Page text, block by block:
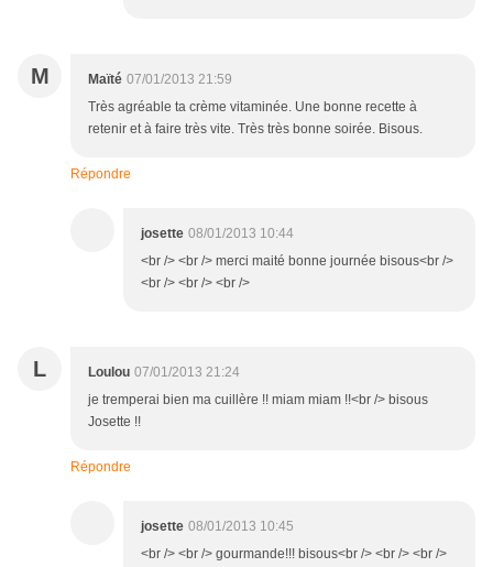
M Maïté 07/01/2013 21:59
Très agréable ta crème vitaminée. Une bonne recette à
retenir et à faire très vite. Très très bonne soirée. Bisous.
Répondre
josette 08/01/2013 10:44
<br /> <br /> merci maité bonne journée bisous<br />
<br /> <br /> <br />
L Loulou 07/01/2013 21:24
je tremperai bien ma cuillère !! miam miam !!<br /> bisous
Josette !!
Répondre
josette 08/01/2013 10:45
<br /> <br /> gourmande!!! bisous<br /> <br /> <br />